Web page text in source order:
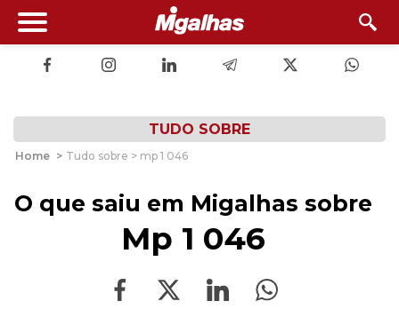
TUDO SOBRE
Home > Tudo sobre > mp 1 046
O que saiu em Migalhas sobre
Mp 1 046